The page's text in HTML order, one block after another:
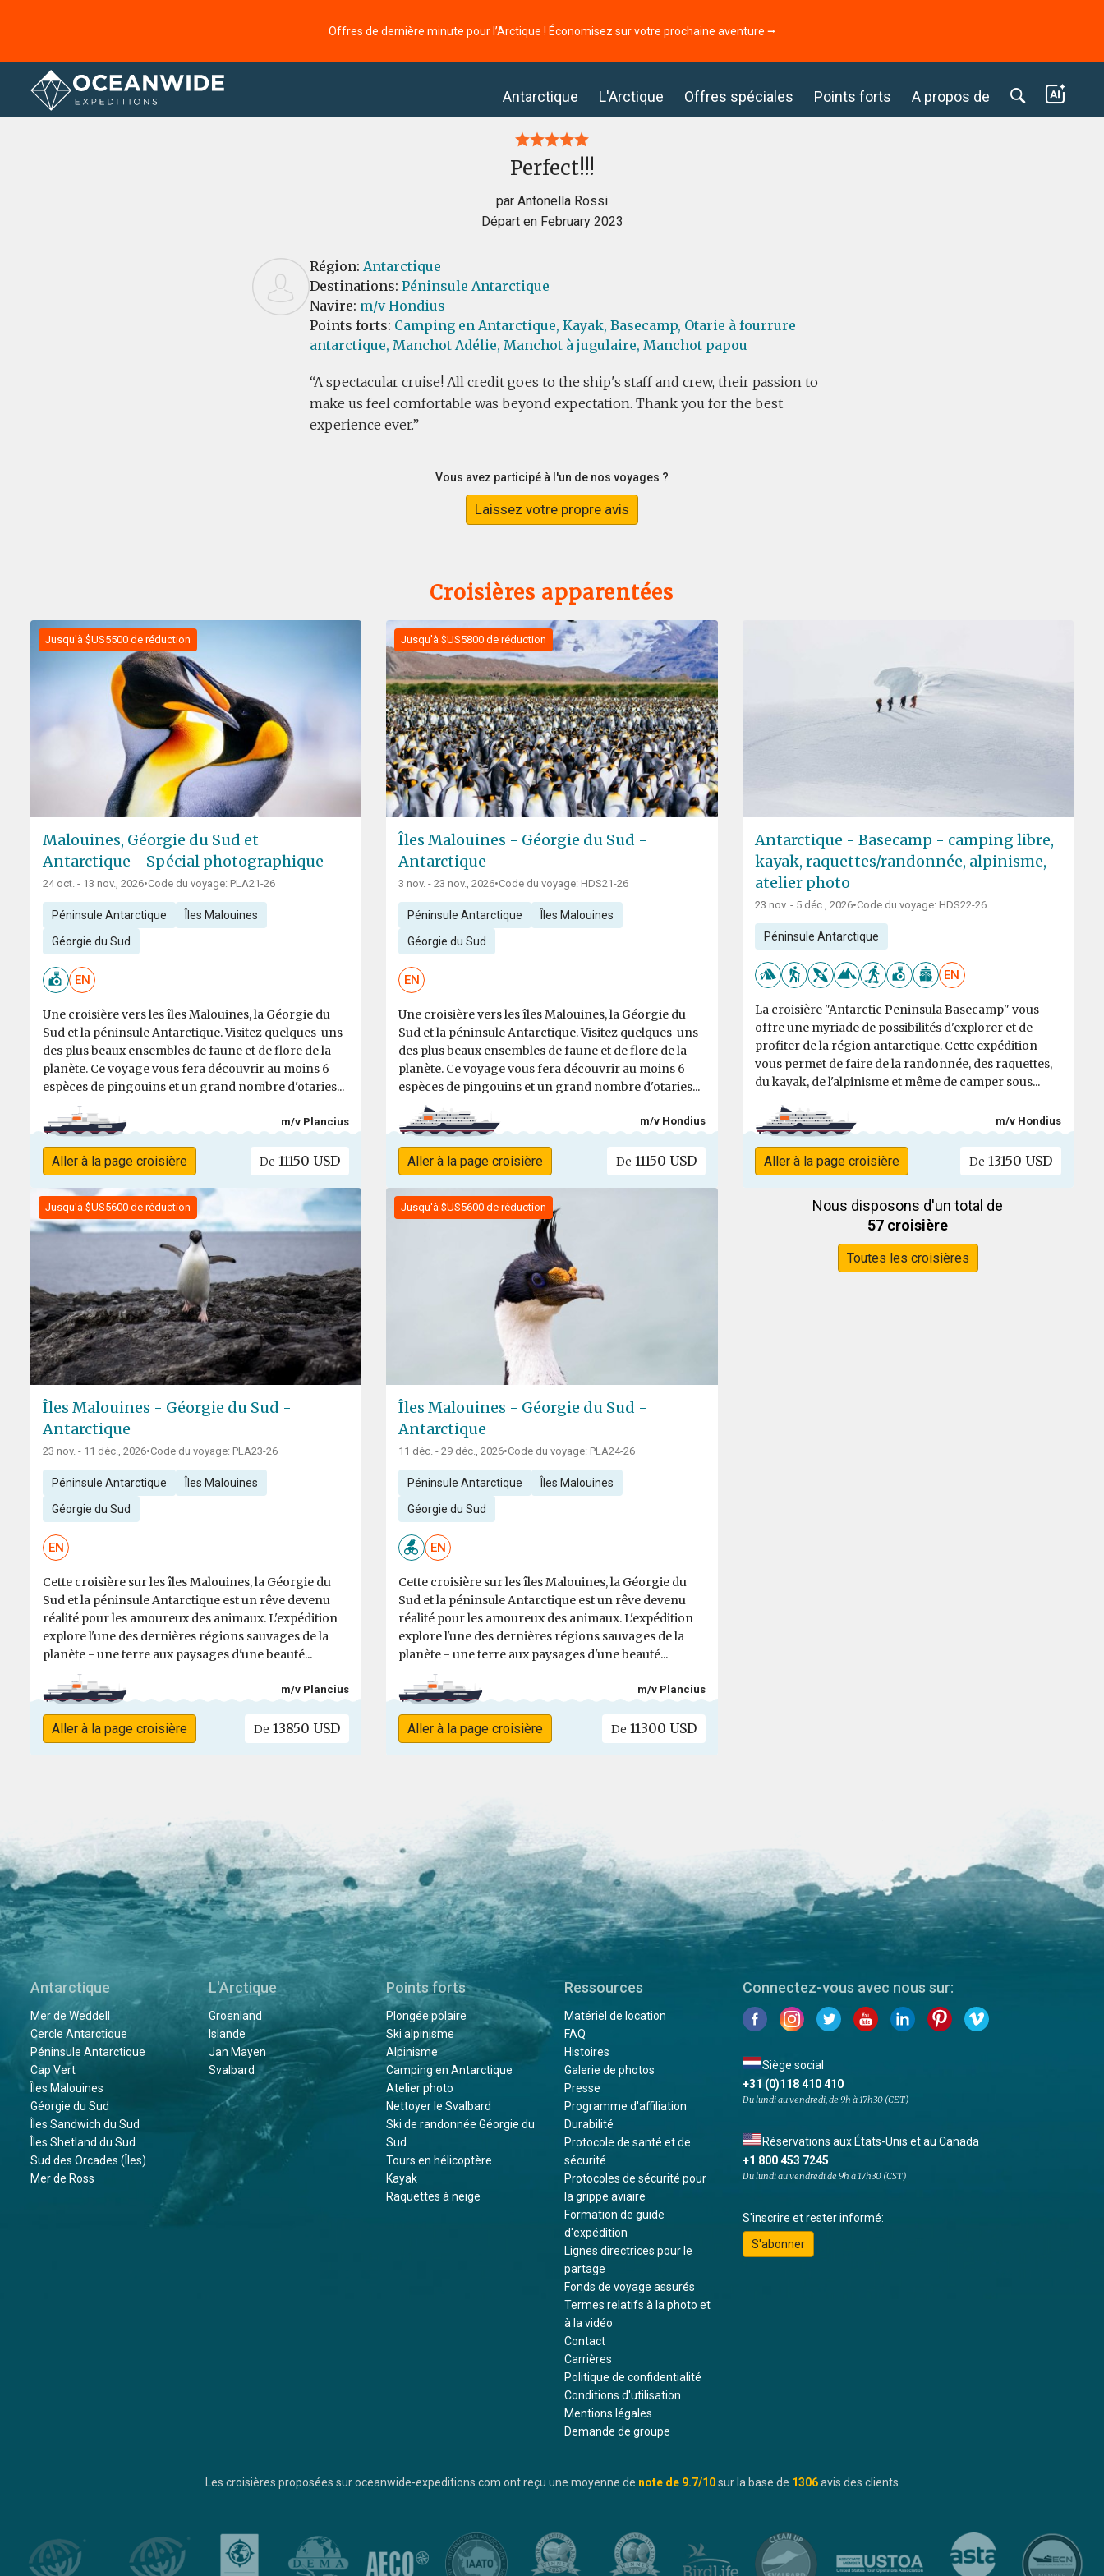
Offres de dernière minute pour l’Arctique ! Économisez sur votre prochaine aventure ⭢
Antarctique L'Arctique Offres spéciales Points forts A propos de
Accueil Commentaires
Perfect!!!
par Antonella Rossi
Départ en February 2023
Région: Antarctique
Destinations: Péninsule Antarctique
Navire: m/v Hondius
Points forts: Camping en Antarctique, Kayak, Basecamp, Otarie à fourrure
antarctique, Manchot Adélie, Manchot à jugulaire, Manchot papou
A spectacular cruise! All credit goes to the ship's staff and crew, their passion to
make us feel comfortable was beyond expectation. Thank you for the best
experience ever.
Vous avez participé à l'un de nos voyages ?
Laissez votre propre avis
Croisières apparentées
Jusqu'à $US5500 de réduction
Malouines, Géorgie du Sud et
Antarctique - Spécial photographique
24 oct. - 13 nov., 2026•Code du voyage: PLA21-26
Péninsule Antarctique Îles Malouines
Géorgie du Sud
EN
Une croisière vers les îles Malouines, la Géorgie du
Sud et la péninsule Antarctique. Visitez quelques-uns
des plus beaux ensembles de faune et de flore de la
planète. Ce voyage vous fera découvrir au moins 6
espèces de pingouins et un grand nombre d'otaries...
m/v Plancius
Aller à la page croisière De 11150 USD
Jusqu'à $US5800 de réduction
Îles Malouines - Géorgie du Sud -
Antarctique
3 nov. - 23 nov., 2026•Code du voyage: HDS21-26
Péninsule Antarctique Îles Malouines
Géorgie du Sud
EN
Une croisière vers les îles Malouines, la Géorgie du
Sud et la péninsule Antarctique. Visitez quelques-uns
des plus beaux ensembles de faune et de flore de la
planète. Ce voyage vous fera découvrir au moins 6
espèces de pingouins et un grand nombre d'otaries...
m/v Hondius
Aller à la page croisière De 11150 USD
Antarctique - Basecamp - camping libre,
kayak, raquettes/randonnée, alpinisme,
atelier photo
23 nov. - 5 déc., 2026•Code du voyage: HDS22-26
Péninsule Antarctique
EN
La croisière "Antarctic Peninsula Basecamp" vous
offre une myriade de possibilités d'explorer et de
profiter de la région antarctique. Cette expédition
vous permet de faire de la randonnée, des raquettes,
du kayak, de l'alpinisme et même de camper sous...
m/v Hondius
Aller à la page croisière De 13150 USD
Jusqu'à $US5600 de réduction
Îles Malouines - Géorgie du Sud -
Antarctique
23 nov. - 11 déc., 2026•Code du voyage: PLA23-26
Péninsule Antarctique Îles Malouines
Géorgie du Sud
EN
Cette croisière sur les îles Malouines, la Géorgie du
Sud et la péninsule Antarctique est un rêve devenu
réalité pour les amoureux des animaux. L'expédition
explore l'une des dernières régions sauvages de la
planète - une terre aux paysages d'une beauté...
m/v Plancius
Aller à la page croisière De 13850 USD
Jusqu'à $US5600 de réduction
Îles Malouines - Géorgie du Sud -
Antarctique
11 déc. - 29 déc., 2026•Code du voyage: PLA24-26
Péninsule Antarctique Îles Malouines
Géorgie du Sud
EN
Cette croisière sur les îles Malouines, la Géorgie du
Sud et la péninsule Antarctique est un rêve devenu
réalité pour les amoureux des animaux. L'expédition
explore l'une des dernières régions sauvages de la
planète - une terre aux paysages d'une beauté...
m/v Plancius
Aller à la page croisière De 11300 USD
Nous disposons d'un total de
57 croisière
Toutes les croisières
Antarctique
Mer de Weddell
Cercle Antarctique
Péninsule Antarctique
Cap Vert
Îles Malouines
Géorgie du Sud
Îles Sandwich du Sud
Îles Shetland du Sud
Sud des Orcades (Îles)
Mer de Ross
L'Arctique
Groenland
Islande
Jan Mayen
Svalbard
Points forts
Plongée polaire
Ski alpinisme
Alpinisme
Camping en Antarctique
Atelier photo
Nettoyer le Svalbard
Ski de randonnée Géorgie du
Sud
Tours en hélicoptère
Kayak
Raquettes à neige
Ressources
Matériel de location
FAQ
Histoires
Galerie de photos
Presse
Programme d'affiliation
Durabilité
Protocole de santé et de
sécurité
Protocoles de sécurité pour
la grippe aviaire
Formation de guide
d'expédition
Lignes directrices pour le
partage
Fonds de voyage assurés
Termes relatifs à la photo et
à la vidéo
Contact
Carrières
Politique de confidentialité
Conditions d'utilisation
Mentions légales
Demande de groupe
Connectez-vous avec nous sur:
Siège social
+31 (0)118 410 410
Du lundi au vendredi, de 9h à 17h30 (CET)
Réservations aux États-Unis et au Canada
+1 800 453 7245
Du lundi au vendredi de 9h à 17h30 (CST)
S'inscrire et rester informé:
S'abonner
Les croisières proposées sur oceanwide-expeditions.com ont reçu une moyenne de note de 9.7/10sur la base de 1306avis des clients